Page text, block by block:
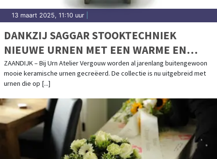
13 maart 2025, 11:10 uur
DANKZIJ SAGGAR STOOKTECHNIEK
NIEUWE URNEN MET EEN WARME EN
NATUURLIJKE UITSTRALING
ZAANDIJK – Bij Urn Atelier Vergouw worden al jarenlang buitengewoon
mooie keramische urnen gecreëerd. De collectie is nu uitgebreid met
urnen die op [...]